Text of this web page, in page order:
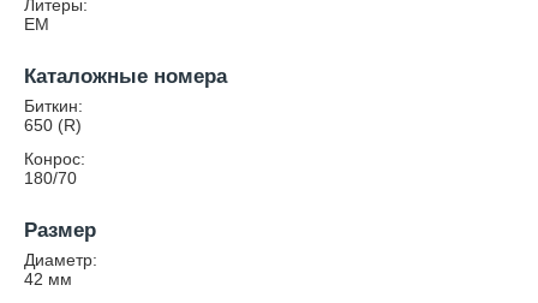
Литеры:
ЕМ
Каталожные номера
Биткин:
650 (R)
Конрос:
180/70
Размер
Диаметр:
42 мм